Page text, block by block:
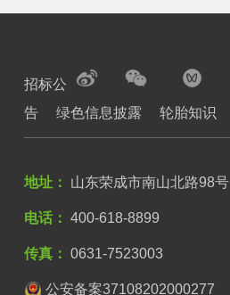
招标公
告
绿色信息披露 轮胎知识
地址： 山东荣成市南山北路98号
电话： 400-618-8899
传真： 0631-7523003
公安备案37108202000277